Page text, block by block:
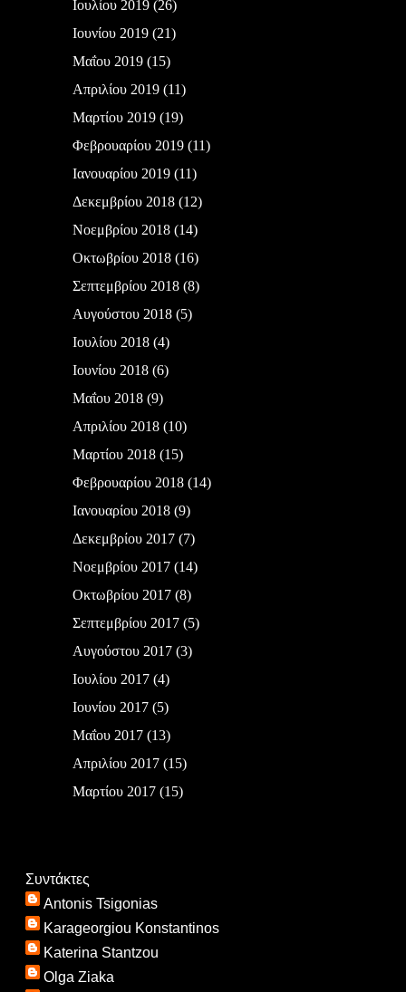
Ιουλίου 2019(26)
Ιουνίου 2019(21)
Μαΐου 2019(15)
Απριλίου 2019(11)
Μαρτίου 2019(19)
Φεβρουαρίου 2019(11)
Ιανουαρίου 2019(11)
Δεκεμβρίου 2018(12)
Νοεμβρίου 2018(14)
Οκτωβρίου 2018(16)
Σεπτεμβρίου 2018(8)
Αυγούστου 2018(5)
Ιουλίου 2018(4)
Ιουνίου 2018(6)
Μαΐου 2018(9)
Απριλίου 2018(10)
Μαρτίου 2018(15)
Φεβρουαρίου 2018(14)
Ιανουαρίου 2018(9)
Δεκεμβρίου 2017(7)
Νοεμβρίου 2017(14)
Οκτωβρίου 2017(8)
Σεπτεμβρίου 2017(5)
Αυγούστου 2017(3)
Ιουλίου 2017(4)
Ιουνίου 2017(5)
Μαΐου 2017(13)
Απριλίου 2017(15)
Μαρτίου 2017(15)
Συντάκτες
Antonis Tsigonias
Karageorgiou Konstantinos
Katerina Stantzou
Olga Ziaka